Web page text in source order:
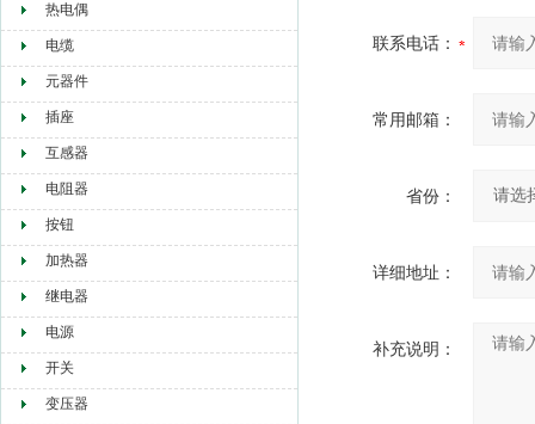
热电偶
电缆
元器件
插座
互感器
电阻器
按钮
加热器
继电器
电源
开关
变压器
联系电话：
常用邮箱：
省份：
详细地址：
补充说明：